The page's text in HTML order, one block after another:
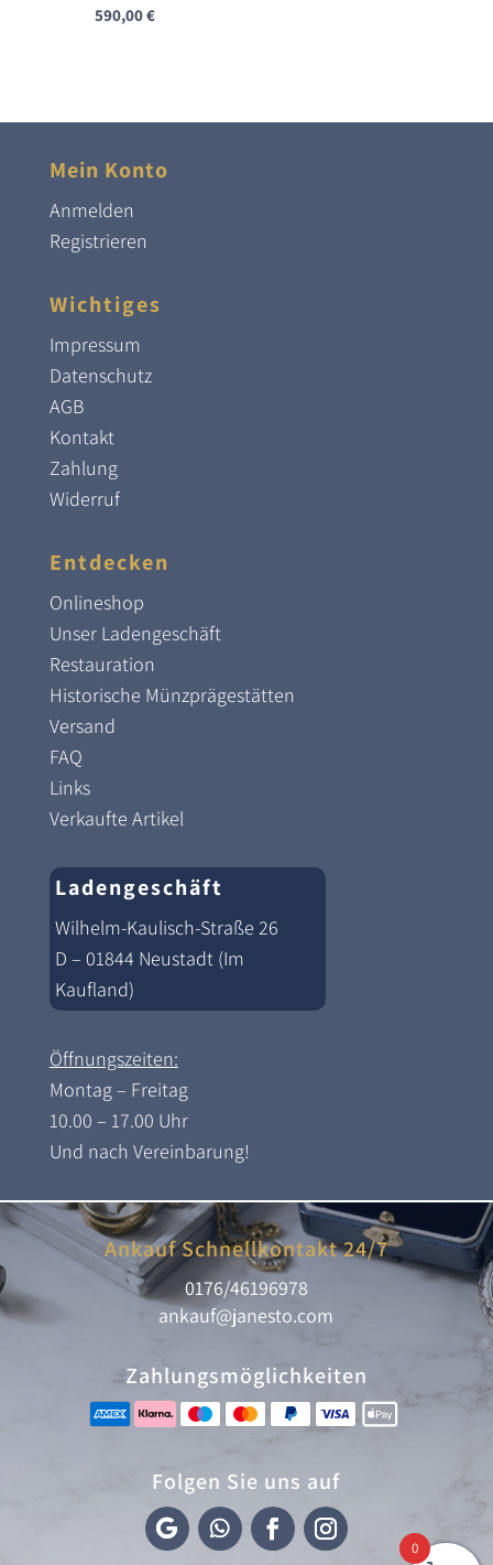
590,00€
Mein Konto
Anmelden
Registrieren
Wichtiges
Impressum
Datenschutz
AGB
Kontakt
Zahlung
Widerruf
Entdecken
Onlineshop
Unser Ladengeschäft
Restauration
Historische Münzprägestätten
Versand
FAQ
Links
Verkaufte Artikel
Ladengeschäft
Wilhelm-Kaulisch-Straße 26
D – 01844 Neustadt (Im
Kaufland)
Öffnungszeiten:
Montag – Freitag
10.00 – 17.00 Uhr
Und nach Vereinbarung!
Ankauf Schnellkontakt 24/7
0176/46196978
ankauf@janesto.com
Zahlungsmöglichkeiten
Folgen Sie uns auf
0